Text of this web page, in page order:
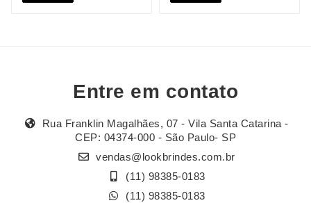
Entre em contato
Rua Franklin Magalhães, 07 - Vila Santa Catarina -
CEP: 04374-000 - São Paulo- SP
vendas@lookbrindes.com.br
(11) 98385-0183
(11) 98385-0183